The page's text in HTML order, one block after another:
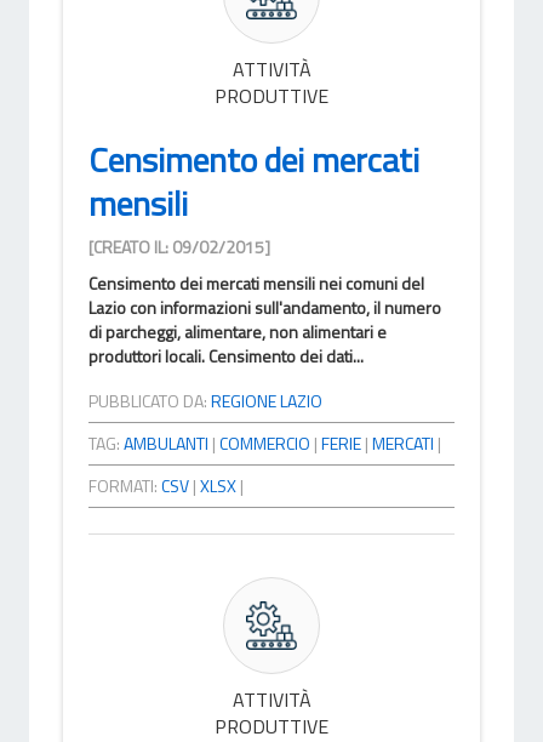
ATTIVITÀ
PRODUTTIVE
Censimento dei mercati
mensili
[CREATO IL: 09/02/2015]
Censimento dei mercati mensili nei comuni del
Lazio con informazioni sull'andamento, il numero
di parcheggi, alimentare, non alimentari e
produttori locali. Censimento dei dati...
PUBBLICATO DA:REGIONE LAZIO
TAG:AMBULANTI |COMMERCIO |FERIE|MERCATI |
FORMATI:CSV|XLSX|
ATTIVITÀ
PRODUTTIVE